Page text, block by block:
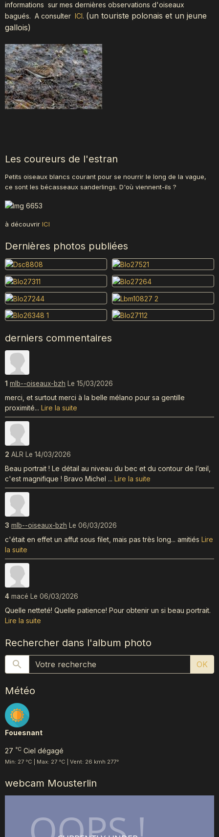
informations sur mes dernières observations d'oiseaux
bagués. A consulter ICI. (un touriste polonais et un jeune
gallois)
Les coureurs de l'estran
Petits oiseaux blancs courant pour se nourrir le long de la vague,
ce sont les bécasseaux sanderlings. D'où viennent-ils ?
à découvrir ICI
Dernières photos publiées
derniers commentaires
1 mlb--oiseaux-bzh Le 15/03/2026
merci, et surtout merci à la belle mélano pour sa gentille
proximité... Lire la suite
2 ALR Le 14/03/2026
Beau portrait ! Le détail au niveau du bec et du contour de l’œil,
c'est magnifique ! Bravo Michel ... Lire la suite
3 mlb--oiseaux-bzh Le 06/03/2026
c'était en effet un affut sous filet, mais pas très long... amitiés Lire
la suite
4 macé Le 06/03/2026
Quelle netteté! Quelle patience! Pour obtenir un si beau portrait.
Lire la suite
Rechercher dans l'album photo
OK
Météo
Fouesnant
27 °C Ciel dégagé
Min: 27 °C | Max: 27 °C | Vent: 26 kmh 277°
webcam Mousterlin